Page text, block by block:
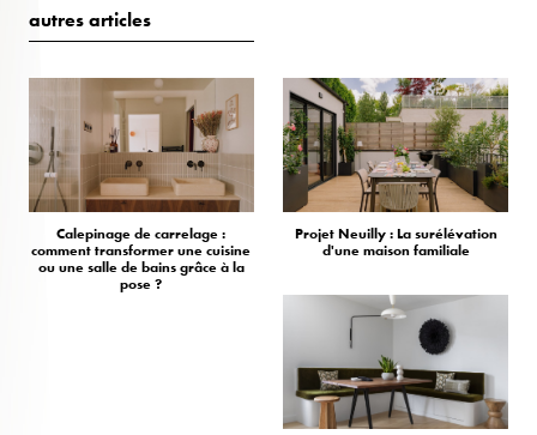
autres articles
Calepinage de carrelage :
comment transformer une cuisine
ou une salle de bains grâce à la
pose ?
Projet Neuilly : La surélévation
d'une maison familiale